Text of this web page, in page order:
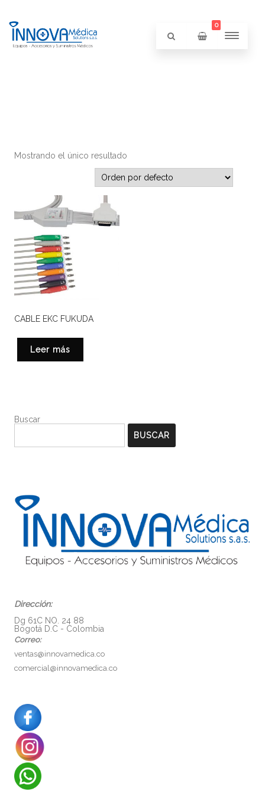
0
Mostrando el único resultado
CABLE EKC FUKUDA
Leer más
Buscar
BUSCAR
Dirección:
Dg 61C NO. 24 88
Bogotá D.C - Colombia
Correo:
ventas@innovamedica.co
comercial@innovamedica.co